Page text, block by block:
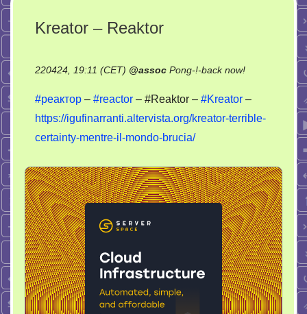
Kreator – Reaktor
220424, 19:11 (CET) @assoc Pong-!-back now!on
–
Reaktor
#реактор – #reactor – #Reaktor – #Kreator –
https://igufinarranti.altervista.org/kreator-terrible-
certainty-mentre-il-mondo-brucia/